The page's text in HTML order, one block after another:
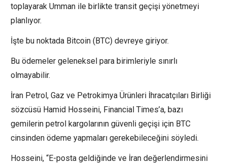
toplayarak Umman ile birlikte transit geçişi yönetmeyi
planlıyor.
İşte bu noktada Bitcoin (BTC) devreye giriyor.
Bu ödemeler geleneksel para birimleriyle sınırlı
olmayabilir.
İran Petrol, Gaz ve Petrokimya Ürünleri İhracatçıları Birliği
sözcüsü Hamid Hosseini, Financial Times’a, bazı
gemilerin petrol kargolarının güvenli geçişi için BTC
cinsinden ödeme yapmaları gerekebileceğini söyledi.
Hosseini, “E-posta geldiğinde ve İran değerlendirmesini